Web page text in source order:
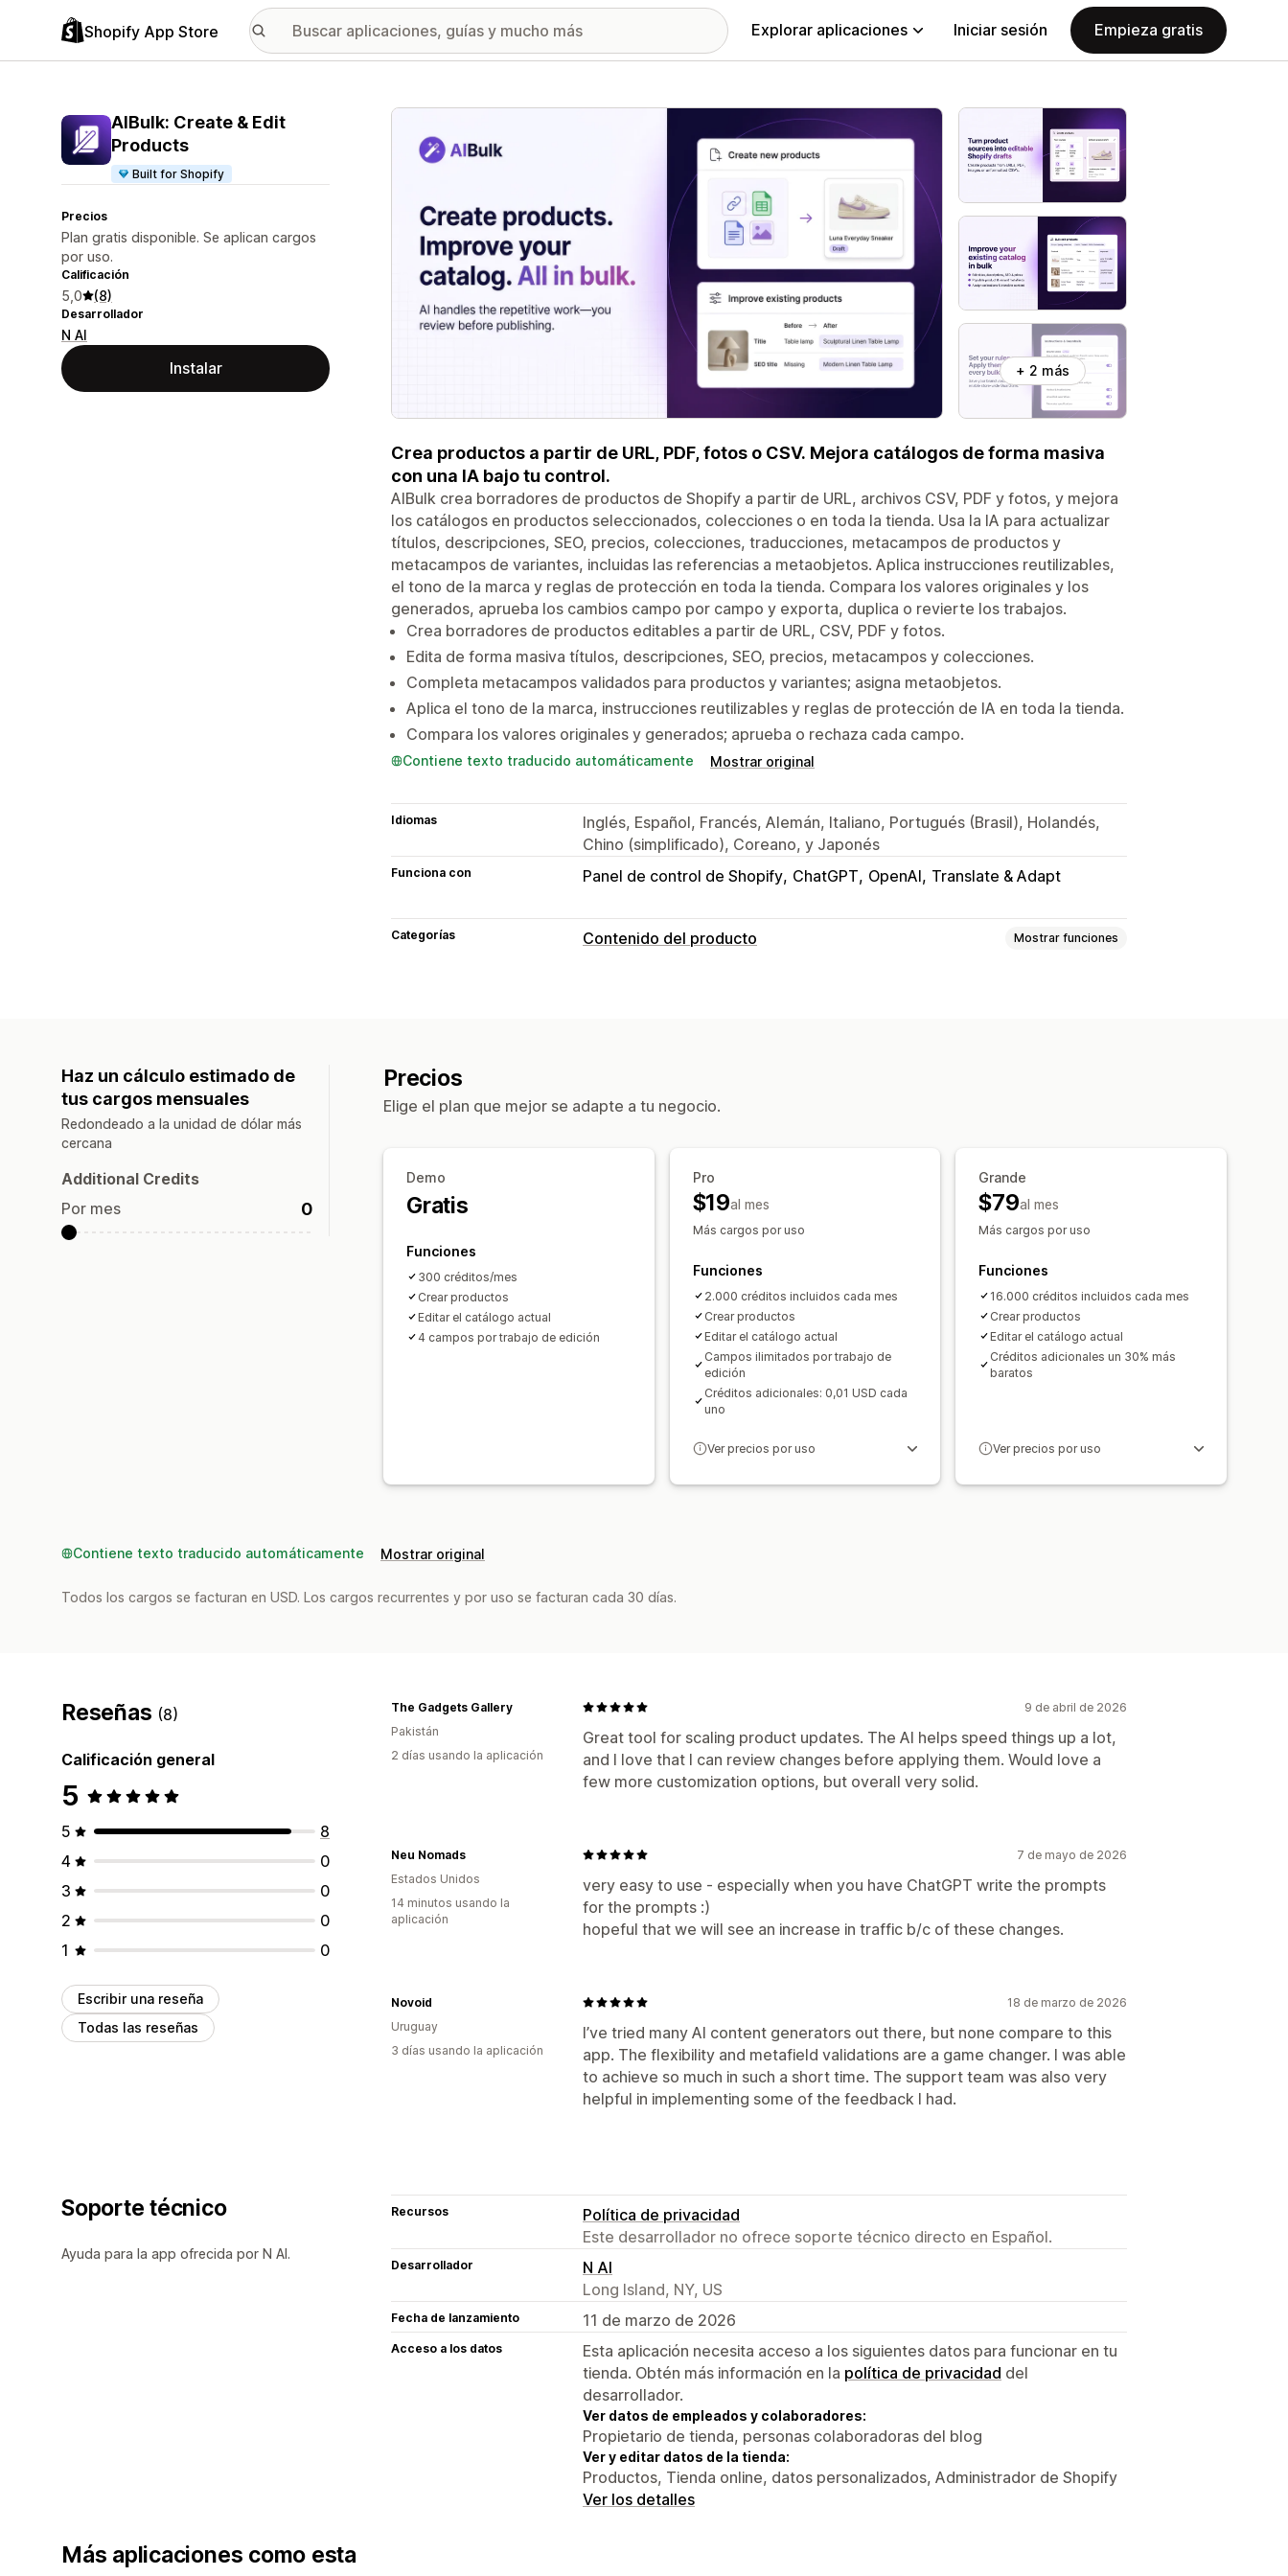
Shopify App Store Explorar aplicaciones Iniciar sesión Empieza gratis
AIBulk: Create & Edit
Products
Built for Shopify
Precios
Plan gratis disponible. Se aplican cargos
por uso.
Calificación
5,0 (8)
Desarrollador
N AI
Instalar
Galería de imágenes destacadas
+ 2 más
Crea productos a partir de URL, PDF, fotos o CSV. Mejora catálogos de forma masiva
con una IA bajo tu control.
AIBulk crea borradores de productos de Shopify a partir de URL, archivos CSV, PDF y fotos, y mejora
los catálogos en productos seleccionados, colecciones o en toda la tienda. Usa la IA para actualizar
títulos, descripciones, SEO, precios, colecciones, traducciones, metacampos de productos y
metacampos de variantes, incluidas las referencias a metaobjetos. Aplica instrucciones reutilizables,
el tono de la marca y reglas de protección en toda la tienda. Compara los valores originales y los
generados, aprueba los cambios campo por campo y exporta, duplica o revierte los trabajos.
Crea borradores de productos editables a partir de URL, CSV, PDF y fotos.
Edita de forma masiva títulos, descripciones, SEO, precios, metacampos y colecciones.
Completa metacampos validados para productos y variantes; asigna metaobjetos.
Aplica el tono de la marca, instrucciones reutilizables y reglas de protección de IA en toda la tienda.
Compara los valores originales y generados; aprueba o rechaza cada campo.
Contiene texto traducido automáticamente Mostrar original
Idiomas
Inglés, Español, Francés, Alemán, Italiano, Portugués (Brasil), Holandés,
Chino (simplificado), Coreano, y Japonés
Funciona con Panel de control de Shopify ChatGPT OpenAI Translate & Adapt
Categorías Contenido del producto Mostrar funciones
Creación de contenido
Tono y estilo
Edición masiva
Importar y exportar
Colección SEO
Optimización de la URL
Haz un cálculo estimado de
tus cargos mensuales
Redondeado a la unidad de dólar más
cercana
Additional Credits
Por mes
0
Precios
Elige el plan que mejor se adapte a tu negocio.
Demo
Gratis
Funciones
300 créditos/mes
Crear productos
Editar el catálogo actual
4 campos por trabajo de edición
Pro
$19al mes
Más cargos por uso
Funciones
2.000 créditos incluidos cada mes
Crear productos
Editar el catálogo actual
Campos ilimitados por trabajo de
edición
Créditos adicionales: 0,01 USD cada
uno
Ver precios por uso
Grande
$79al mes
Más cargos por uso
Funciones
16.000 créditos incluidos cada mes
Crear productos
Editar el catálogo actual
Créditos adicionales un 30% más
baratos
Ver precios por uso
Contiene texto traducido automáticamente Mostrar original
Todos los cargos se facturan en USD. Los cargos recurrentes y por uso se facturan cada 30 días.
Reseñas (8)
Calificación general
5
5
8
4
0
3
0
2
0
1
0
Escribir una reseña
Todas las reseñas
9 de abril de 2026
Great tool for scaling product updates. The AI helps speed things up a lot,
and I love that I can review changes before applying them. Would love a
few more customization options, but overall very solid.
The Gadgets Gallery
Pakistán
2 días usando la aplicación
7 de mayo de 2026
very easy to use - especially when you have ChatGPT write the prompts
for the prompts :)
hopeful that we will see an increase in traffic b/c of these changes.
Neu Nomads
Estados Unidos
14 minutos usando la
aplicación
18 de marzo de 2026
I’ve tried many AI content generators out there, but none compare to this
app. The flexibility and metafield validations are a game changer. I was able
to achieve so much in such a short time. The support team was also very
helpful in implementing some of the feedback I had.
Novoid
Uruguay
3 días usando la aplicación
Soporte técnico
Ayuda para la app ofrecida por N AI.
Recursos
Política de privacidad
Este desarrollador no ofrece soporte técnico directo en Español.
Desarrollador
N AI
Long Island, NY, US
Fecha de lanzamiento 11 de marzo de 2026
Acceso a los datos
Esta aplicación necesita acceso a los siguientes datos para funcionar en tu
tienda. Obtén más información en la política de privacidad del
desarrollador.
Ver datos de empleados y colaboradores:
Propietario de tienda, personas colaboradoras del blog
Ver y editar datos de la tienda:
Productos, Tienda online, datos personalizados, Administrador de Shopify
Ver los detalles
Más aplicaciones como esta